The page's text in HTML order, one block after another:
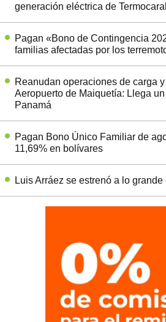
generación eléctrica de
Pagan «Bono de Contingencia
familias afectadas por los
Reanudan operaciones de carga
Aeropuerto de Maiquetía: Llega
Panamá
Pagan Bono Único Familiar de
11,69% en bolívares
Luis Arráez se estrenó a lo